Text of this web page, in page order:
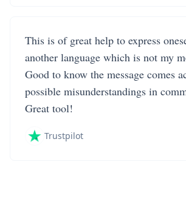
This is of great help to express
another language which is not my
Good to know the message comes
possible misunderstandings in
Great tool!
Trustpilot